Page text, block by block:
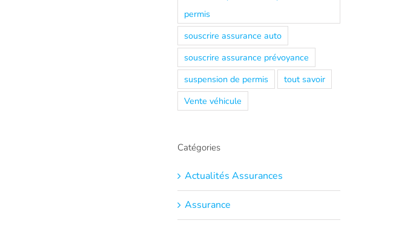
permis
souscrire assurance auto
souscrire assurance prévoyance
suspension de permis
tout savoir
Vente véhicule
Catégories
Actualités Assurances
Assurance